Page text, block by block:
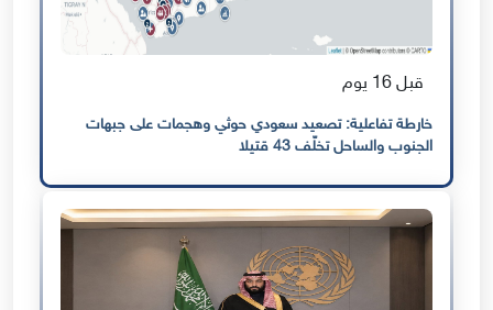
قبل 16 يوم
خارطة تفاعلية: تصعيد سعودي حوثي وهجمات على جبهات
الجنوب والساحل تخلّف 43 قتيلا